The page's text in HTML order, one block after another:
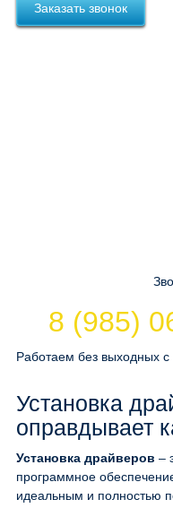
Заказать звонок
8 (985)
Работаем без выходных
Установка
оправдывает
Установка драйверов –
программное
идеальным и полностью